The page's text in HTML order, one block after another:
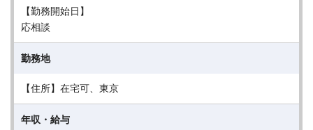
【勤務開始日】
応相談
勤務地
【住所】在宅可、東京
年収・給与